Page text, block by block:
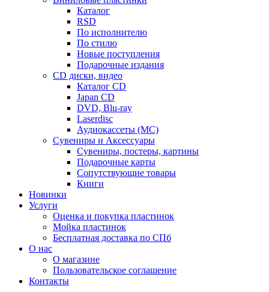
Каталог
RSD
По исполнителю
По стилю
Новые поступления
Подарочные издания
CD диски, видео
Каталог CD
Japan CD
DVD, Blu-ray
Laserdisc
Аудиокассеты (MC)
Сувениры и Аксессуары
Сувениры, постеры, картины
Подарочные карты
Сопутствующие товары
Книги
Новинки
Услуги
Оценка и покупка пластинок
Мойка пластинок
Бесплатная доставка по СПб
О нас
О магазине
Пользовательское соглашение
Контакты